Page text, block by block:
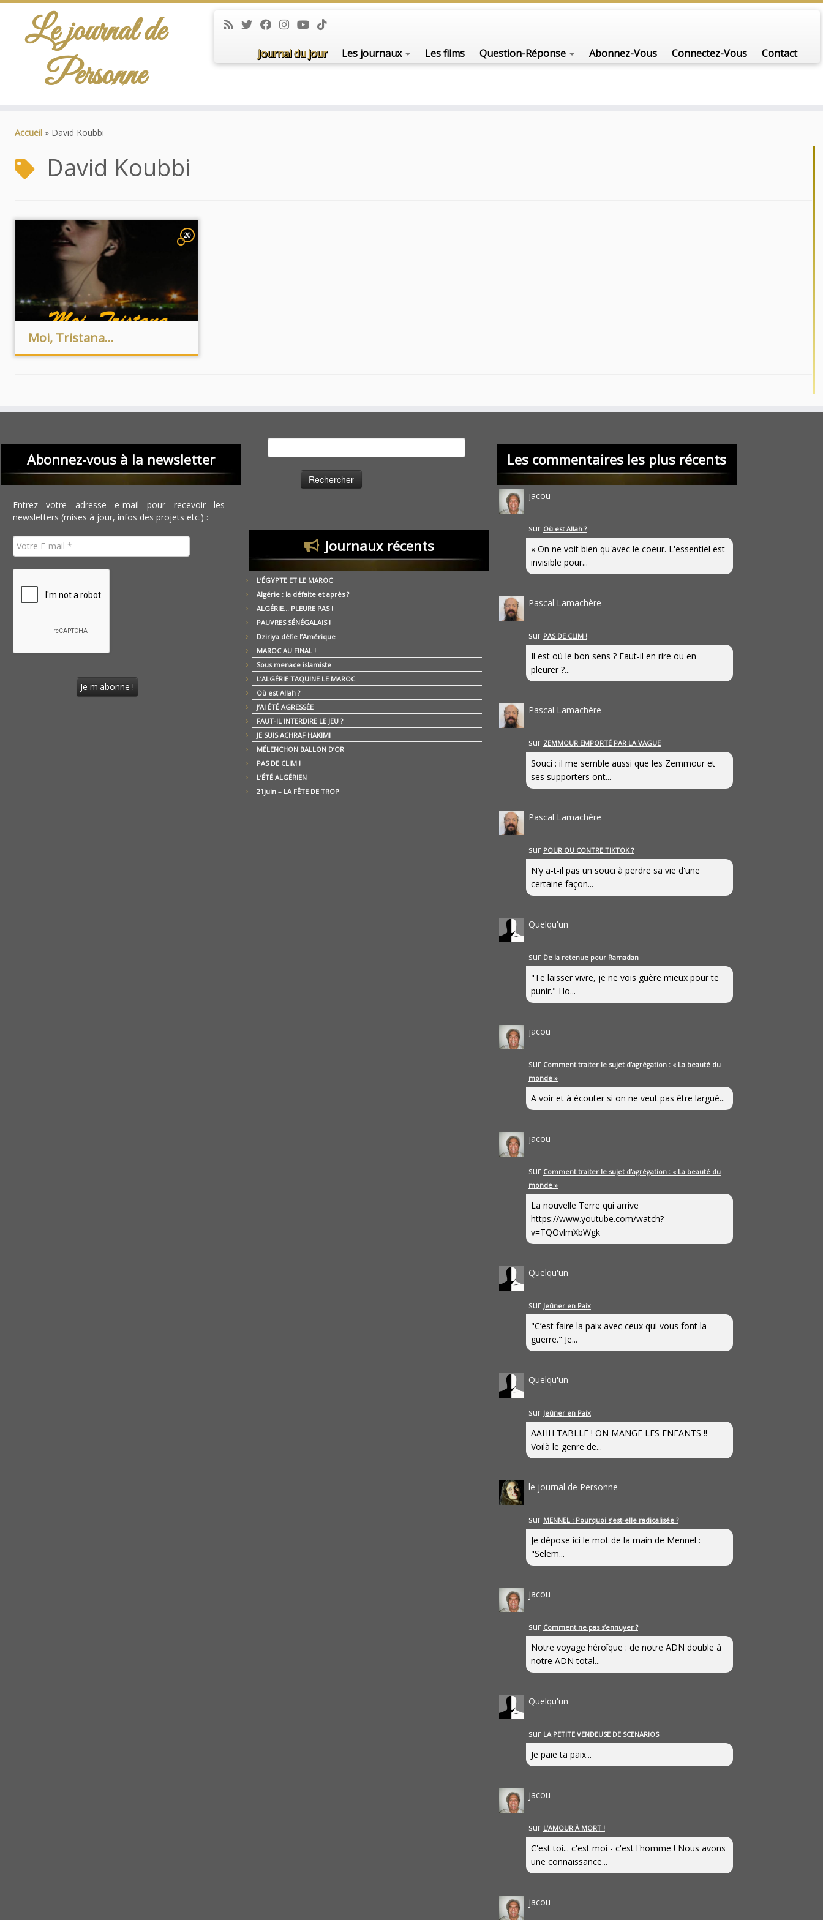
Le journal de
Personne
Journal du jour Les journaux Les films Question-Réponse Abonnez-Vous Connectez-Vous Contact
Accueil » David Koubbi
David Koubbi
20
Moi, Tristana…
Abonnez-vous à la newsletter
Entrez votre adresse e-mail pour recevoir les
newsletters (mises à jour, infos des projets etc.) :
Journaux récents
L’ÉGYPTE ET LE MAROC
Algérie : la défaite et après ?
ALGÉRIE… PLEURE PAS !
PAUVRES SÉNÉGALAIS !
Dziriya défie l’Amérique
MAROC AU FINAL !
Sous menace islamiste
L’ALGÉRIE TAQUINE LE MAROC
Où est Allah ?
J’AI ÉTÉ AGRESSÉE
FAUT-IL INTERDIRE LE JEU ?
JE SUIS ACHRAF HAKIMI
MÉLENCHON BALLON D’OR
PAS DE CLIM !
L’ÉTÉ ALGÉRIEN
21juin – LA FÊTE DE TROP
Les commentaires les plus récents
jacou
sur Où est Allah ?
« On ne voit bien qu'avec le coeur. L'essentiel est
invisible pour...
Pascal Lamachère
sur PAS DE CLIM !
Il est où le bon sens ? Faut-il en rire ou en
pleurer ?...
Pascal Lamachère
sur ZEMMOUR EMPORTÉ PAR LA VAGUE
Souci : il me semble aussi que les Zemmour et
ses supporters ont...
Pascal Lamachère
sur POUR OU CONTRE TIKTOK ?
N’y a-t-il pas un souci à perdre sa vie d'une
certaine façon...
Quelqu'un
sur De la retenue pour Ramadan
"Te laisser vivre, je ne vois guère mieux pour te
punir." Ho...
jacou
sur Comment traiter le sujet d’agrégation : « La beauté du
monde »
A voir et à écouter si on ne veut pas être largué...
jacou
sur Comment traiter le sujet d’agrégation : « La beauté du
monde »
La nouvelle Terre qui arrive
https://www.youtube.com/watch?
v=TQOvlmXbWgk
Quelqu'un
sur Jeûner en Paix
"C’est faire la paix avec ceux qui vous font la
guerre." Je...
Quelqu'un
sur Jeûner en Paix
AAHH TABLLE ! ON MANGE LES ENFANTS !!
Voilà le genre de...
le journal de Personne
sur MENNEL : Pourquoi s’est-elle radicalisée ?
Je dépose ici le mot de la main de Mennel :
"Selem...
jacou
sur Comment ne pas s’ennuyer ?
Notre voyage héroîque : de notre ADN double à
notre ADN total...
Quelqu'un
sur LA PETITE VENDEUSE DE SCENARIOS
Je paie ta paix...
jacou
sur L’AMOUR À MORT !
C'est toi... c'est moi - c'est l'homme ! Nous avons
une connaissance...
jacou